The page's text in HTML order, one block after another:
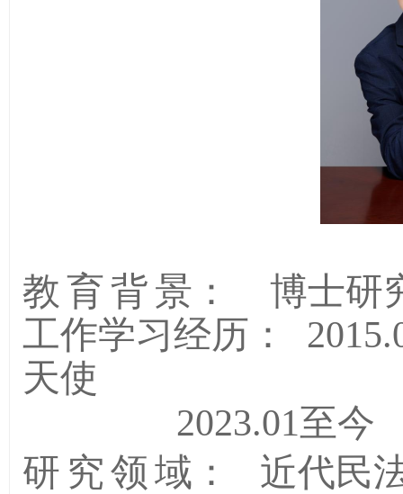
教育背景 ： 博士研
工作学习经历 ：
天使
2023.01至
研究领域 ： 近代民